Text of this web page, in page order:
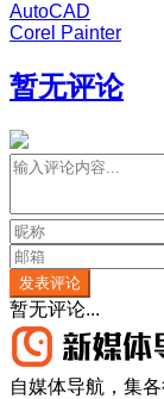
AutoCAD
Corel Painter
暂无评论
发表评论
暂无评论...
自媒体导航，集